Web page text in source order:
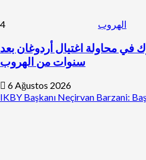
الهروب 4
في محاولة اغتيال أردوغان بعد
سنوات من الهروب
6 Ağustos 2026
IKBY Başkanı Neçirvan Barzani: